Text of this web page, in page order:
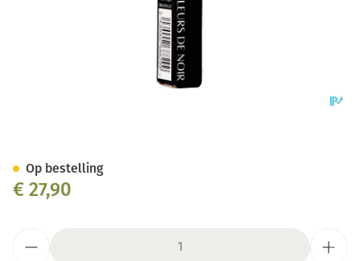
€ 27,90
Op bestelling